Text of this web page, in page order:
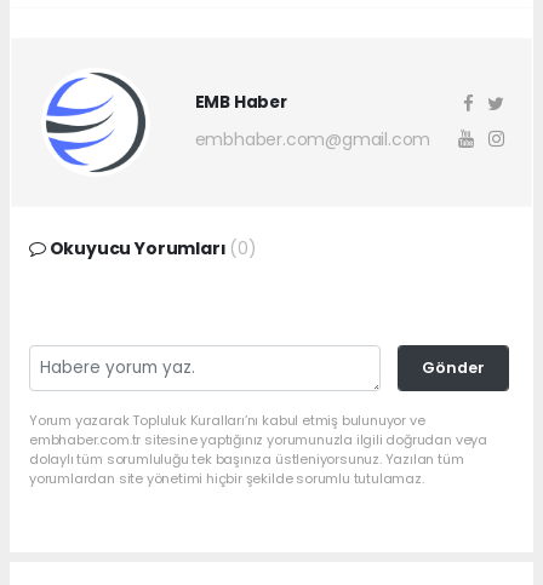
EMB Haber
embhaber.com@gmail.com
Okuyucu Yorumları (0)
Gönder
Yorum yazarak Topluluk Kuralları’nı kabul etmiş bulunuyor ve
embhaber.com.tr sitesine yaptığınız yorumunuzla ilgili doğrudan veya
dolaylı tüm sorumluluğu tek başınıza üstleniyorsunuz. Yazılan tüm
yorumlardan site yönetimi hiçbir şekilde sorumlu tutulamaz.